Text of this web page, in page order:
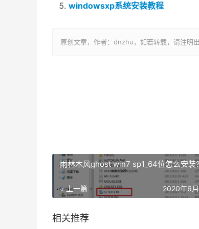
windowsxp系统安装教程
原创文章，作者：dnzhu，如若转载，请注明出
雨林木风ghost win7 sp1_64位怎么安装
« 上一篇 2020年6
相关推荐